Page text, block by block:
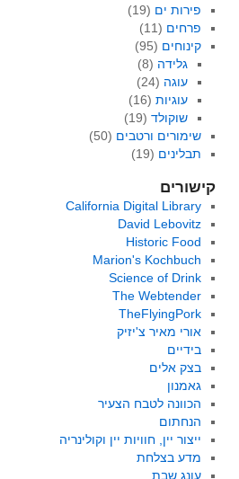
פירות ים (19)
פרחים (11)
קינוחים (95)
גלידה (8)
עוגה (24)
עוגיות (16)
שוקולד (19)
שימורים ורטבים (50)
תבלינים (19)
קישורים
California Digital Library
David Lebovitz
Historic Food
Marion's Kochbuch
Science of Drink
The Webtender
TheFlyingPork
אורי מאיר צ'יזיק
בידיים
בצק אלים
גאמנון
הכוונה לטבח הצעיר
הנחתום
ייצור יין, חוויות יין וקולינריה
מדע בצלחת
עונג שבת